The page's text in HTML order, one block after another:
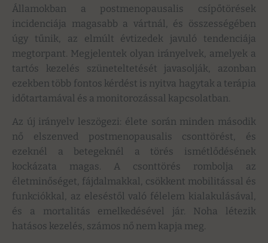
Államokban a postmenopausalis csípőtörések
incidenciája magasabb a vártnál, és összességében
úgy tűnik, az elmúlt évtizedek javuló tendenciája
megtorpant. Megjelentek olyan irányelvek, amelyek a
tartós kezelés szüneteltetését javasolják, azonban
ezekben több fontos kérdést is nyitva hagytak a terápia
időtartamával és a monitorozással kapcsolatban.
Az új irányelv leszögezi: élete során minden második
nő elszenved postmenopausalis csonttörést, és
ezeknél a betegeknél a törés ismétlődésének
kockázata magas. A csonttörés rombolja az
életminőséget, fájdalmakkal, csökkent mobilitással és
funkciókkal, az eleséstől való félelem kialakulásával,
és a mortalitás emelkedésével jár. Noha létezik
hatásos kezelés, számos nő nem kapja meg.